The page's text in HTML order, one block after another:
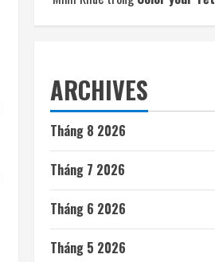
ARCHIVES
Tháng 8 2026
Tháng 7 2026
Tháng 6 2026
Tháng 5 2026